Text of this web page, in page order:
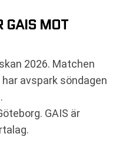
GAIS MOT
2026. Matchen
avspark söndagen
GAIS är